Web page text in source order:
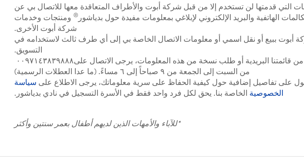
التي قدمتها لن تستخدم إلا من قبل شركة أبوت والأطراف المتعاقدة معها للاتصال بي عن
الهاتفية والبريد الإلكتروني لإبلاغي بمعلومات مفيدة حول بدياشور ® ومنتجات وخدمات
شركة أبوت الأخرى.
أبوت ببيع أو نقل اسمي أو معلومات الاتصال الخاصة بي إلى أي طرف ثالث لاستخدامه في
التسويق.
من السبت إلى الجمعة من ٩ صباحاً إلى ٦ مساءً. (ما عدا العطلات الرسمية)
على تفاصيل إضافية حول كيفية الحفاظ على سرية معلوماتك، يرجى الاطلاع على سياسة
الخصوصية الخاصة بنا. يحق لكل فرد واحد فقط في الأسرة التسجيل في نادي بدياشور.
*للآباء والأمهات الذين لديهم أطفال بعمر سنتين وأكثر